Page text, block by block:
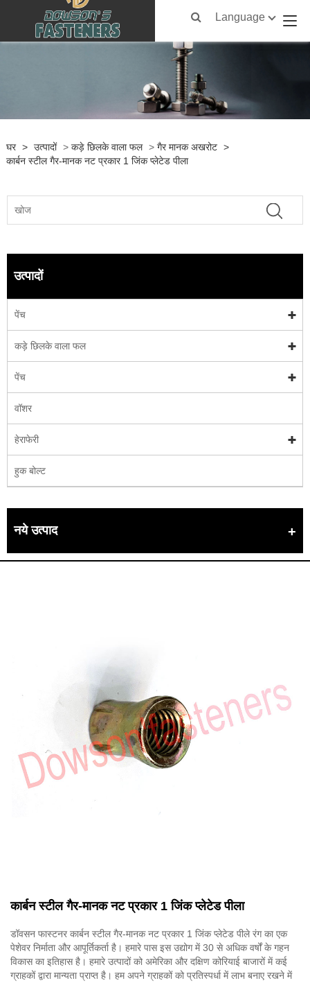
Language
घर > उत्पादों > कड़े छिलके वाला फल > गैर मानक अखरोट >
कार्बन स्टील गैर-मानक नट प्रकार 1 जिंक प्लेटेड पीला
उत्पादों
पेंच
कड़े छिलके वाला फल
पेंच
वॉशर
हेराफेरी
हुक बोल्ट
नये उत्पाद
कार्बन स्टील गैर-मानक नट प्रकार 1 जिंक प्लेटेड पीला
डॉवसन फास्टनर कार्बन स्टील गैर-मानक नट प्रकार 1 जिंक प्लेटेड पीले रंग का एक
पेशेवर निर्माता और आपूर्तिकर्ता है। हमारे पास इस उद्योग में 30 से अधिक वर्षों के गहन
विकास का इतिहास है। हमारे उत्पादों को अमेरिका और दक्षिण कोरियाई बाजारों में कई
ग्राहकों द्वारा मान्यता प्राप्त है। हम अपने ग्राहकों को प्रतिस्पर्धा में लाभ बनाए रखने में